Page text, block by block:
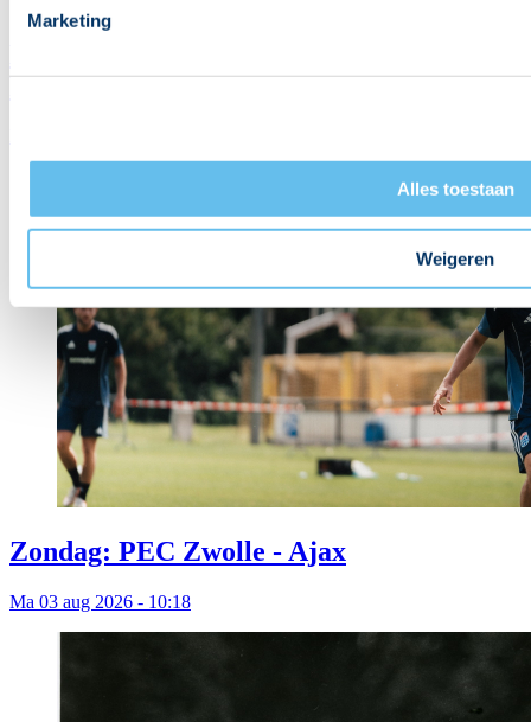
Marketing
Alles toestaan
Weigeren
PEC Zwolle
Zondag: PEC Zwolle - Ajax
Ma 03 aug 2026 - 10:18